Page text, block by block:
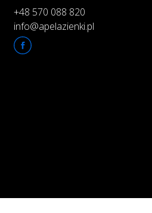
+48 570 088 820
info@apelazienki.pl